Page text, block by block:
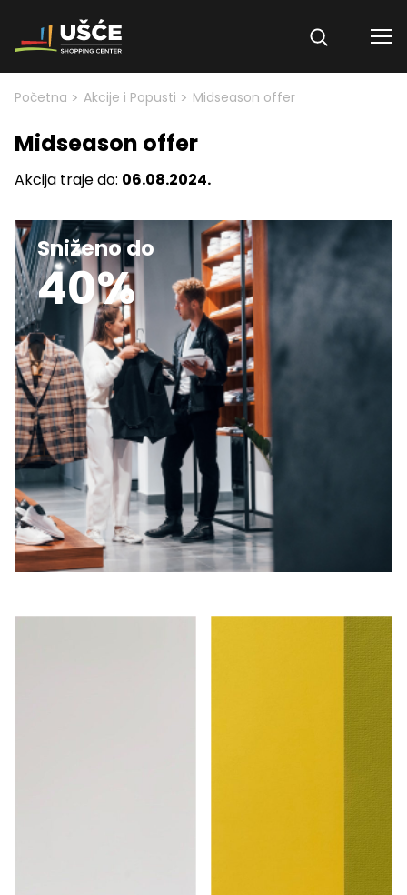
Skip to content
Početna > Akcije i Popusti > Midseason offer
Midseason offer
Akcija traje do: 06.08.2024.
Sniženo do
40%